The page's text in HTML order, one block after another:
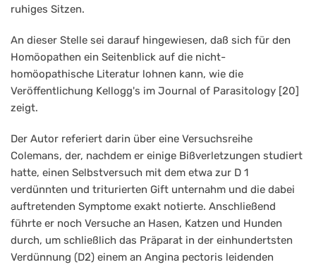
ruhiges Sitzen.
An dieser Stelle sei darauf hingewiesen, daß sich für den
Homöopathen ein Seitenblick auf die nicht-
homöopathische Literatur lohnen kann, wie die
Veröffentlichung Kellogg's im Journal of Parasitology [20]
zeigt.
Der Autor referiert darin über eine Versuchsreihe
Colemans, der, nachdem er einige Bißverletzungen studiert
hatte, einen Selbstversuch mit dem etwa zur D 1
verdünnten und triturierten Gift unternahm und die dabei
auftretenden Symptome exakt notierte. Anschließend
führte er noch Versuche an Hasen, Katzen und Hunden
durch, um schließlich das Präparat in der einhundertsten
Verdünnung (D2) einem an Angina pectoris leidenden